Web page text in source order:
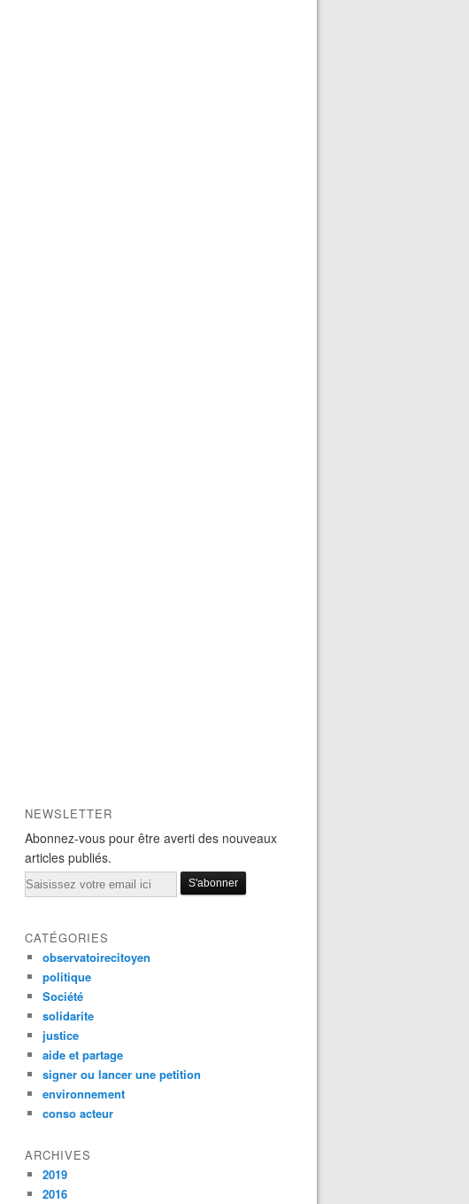
NEWSLETTER
Abonnez-vous pour être averti des nouveaux
articles publiés.
Email
CATÉGORIES
observatoirecitoyen
politique
Société
solidarite
justice
aide et partage
signer ou lancer une petition
environnement
conso acteur
ARCHIVES
2019
2016